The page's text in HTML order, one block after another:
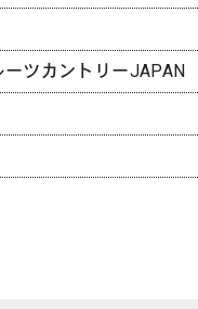
ーツカントリーJAPAN